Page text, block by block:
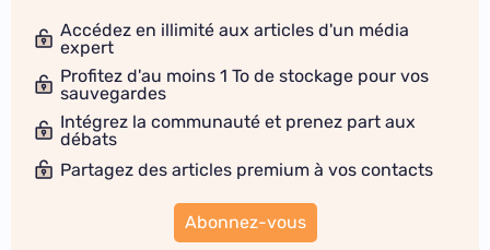
Accédez en illimité aux articles d'un média
expert
Profitez d'au moins 1 To de stockage pour vos
sauvegardes
Intégrez la communauté et prenez part aux
débats
Partagez des articles premium à vos contacts
Abonnez-vous